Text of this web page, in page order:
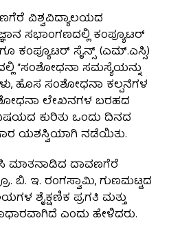
ವಿಶ್ವವಿದ್ಯಾಲಯದ
ಸಭಾಂಗಣದಲ್ಲಿ ಕಂಪ್ಯೂಟರ್
ಕಂಪ್ಯೂಟರ್ ಸೈನ್ಸ್ (ಎಮ್.ಎಸ್ಸಿ)
“ಸಂಶೋಧನಾ ಸಮಸ್ಯೆಯನ್ನು
ಹೊಸ ಸಂಶೋಧನಾ ಕಲ್ಪನೆಗಳ
ಲೇಖನಗಳ ಬರಹದ
ಕುರಿತು ಒಂದು ದಿನದ
ಯಶಸ್ವಿಯಾಗಿ ನಡೆಯಿತು.
ಮಾತನಾಡಿದ ದಾವಣಗೆರೆ
ಬಿ. ಇ. ರಂಗಸ್ವಾಮಿ, ಗುಣಮಟ್ಟದ
ಶೈಕ್ಷಣಿಕ ಪ್ರಗತಿ ಮತ್ತು
ಎಂದು ಹೇಳಿದರು.